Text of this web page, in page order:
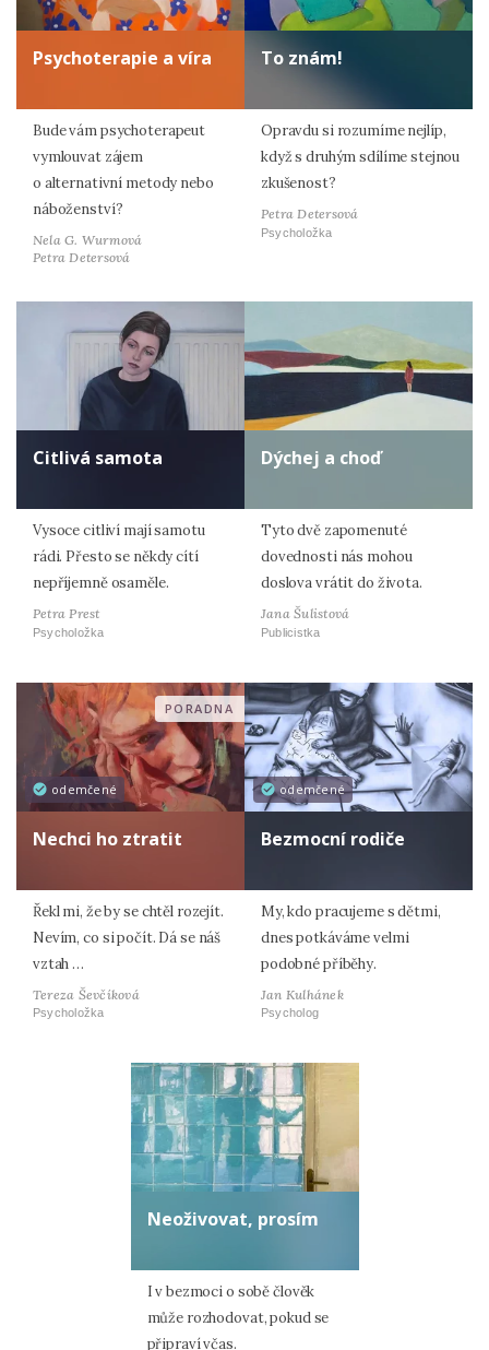
Psychoterapie a víra
Bude vám psychoterapeut
vymlouvat zájem
o alternativní metody nebo
náboženství?
Nela G. Wurmová
Petra Detersová
To znám!
Opravdu si rozumíme nejlíp,
když s druhým sdílíme stejnou
zkušenost?
Petra Detersová
Psycholožka
Citlivá samota
Vysoce citliví mají samotu
rádi. Přesto se někdy cítí
nepříjemně osaměle.
Petra Prest
Psycholožka
Dýchej a choď
Tyto dvě zapomenuté
dovednosti nás mohou
doslova vrátit do života.
Jana Šulistová
Publicistka
odemčené
PORADNA
Nechci ho ztratit
Řekl mi, že by se chtěl rozejít.
Nevím, co si počít. Dá se náš
vztah …
Tereza Ševčíková
Psycholožka
odemčené
Bezmocní rodiče
My, kdo pracujeme s dětmi,
dnes potkáváme velmi
podobné příběhy.
Jan Kulhánek
Psycholog
Neoživovat, prosím
I v bezmoci o sobě člověk
může rozhodovat, pokud se
připraví včas.